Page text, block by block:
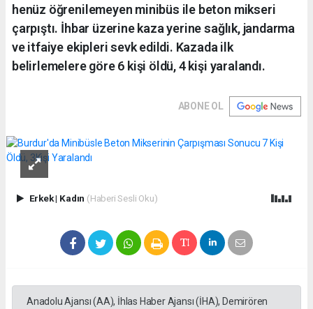
henüz öğrenilemeyen minibüs ile beton mikseri
çarpıştı. İhbar üzerine kaza yerine sağlık, jandarma
ve itfaiye ekipleri sevk edildi. Kazada ilk
belirlemelere göre 6 kişi öldü, 4 kişi yaralandı.
ABONE OL
Erkek| Kadın (Haberi Sesli Oku)
Anadolu Ajansı (AA), İhlas Haber Ajansı (İHA), Demirören